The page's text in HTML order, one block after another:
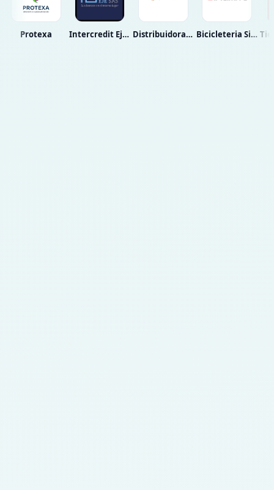
Intercredit Eje S.a.s. Distribuidora Abastible Bicicleteria Sin Limite Tiendaexpres 2021